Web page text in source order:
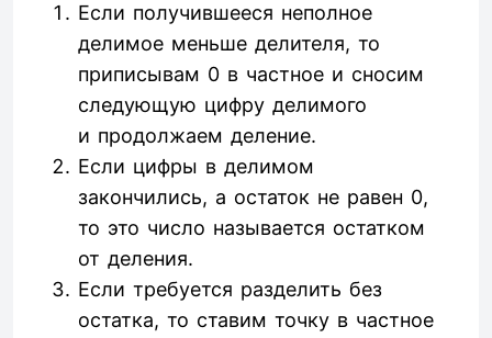
Если получившееся неполное
делимое меньше делителя, то
приписывам 0 в частное и сносим
следующую цифру делимого
и продолжаем деление.
Если цифры в делимом
закончились, а остаток не равен 0,
то это число называется остатком
от деления.
Если требуется разделить без
остатка, то ставим точку в частное